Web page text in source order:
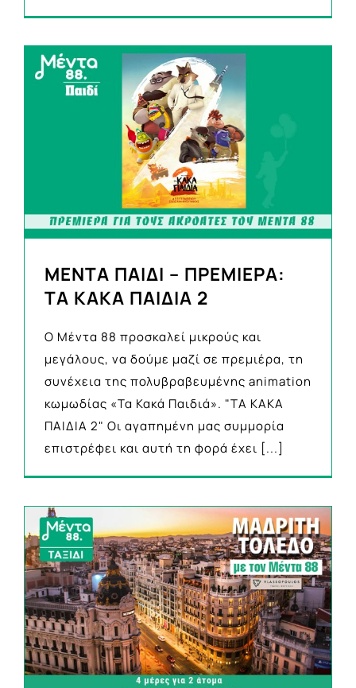
ΜΕΝΤΑ ΠΑΙΔΙ – ΠΡΕΜΙΕΡΑ:
ΤΑ ΚΑΚΑ ΠΑΙΔΙΑ 2
Ο Μέντα 88 προσκαλεί μικρούς και
μεγάλους, να δούμε μαζί σε πρεμιέρα, τη
συνέχεια της πολυβραβευμένης animation
κωμωδίας «Τα Κακά Παιδιά». "ΤΑ ΚΑΚΑ
ΠΑΙΔΙΑ 2" Οι αγαπημένη μας συμμορία
επιστρέφει και αυτή τη φορά έχει [...]